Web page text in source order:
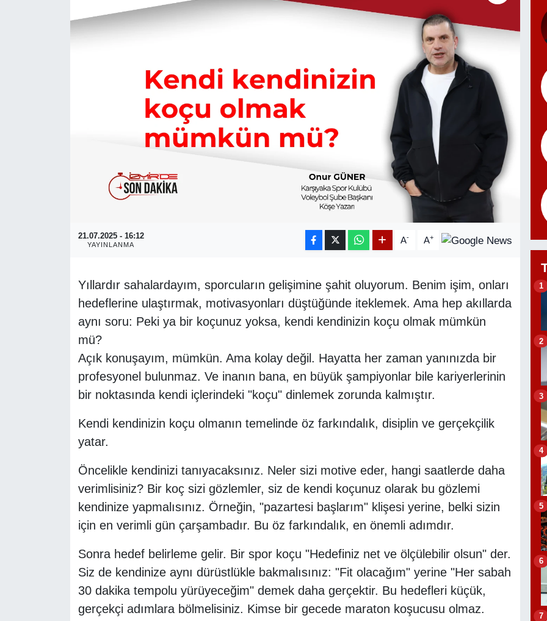
21.07.2025 - 16:12
YAYINLANMA A- A+
Yıllardır sahalardayım, sporcuların gelişimine şahit oluyorum. Benim işim, onları
hedeflerine ulaştırmak, motivasyonları düştüğünde iteklemek. Ama hep akıllarda
aynı soru: Peki ya bir koçunuz yoksa, kendi kendinizin koçu olmak mümkün
mü?
Açık konuşayım, mümkün. Ama kolay değil. Hayatta her zaman yanınızda bir
profesyonel bulunmaz. Ve inanın bana, en büyük şampiyonlar bile kariyerlerinin
bir noktasında kendi içlerindeki "koçu" dinlemek zorunda kalmıştır.
Kendi kendinizin koçu olmanın temelinde öz farkındalık, disiplin ve gerçekçilik
yatar.
Öncelikle kendinizi tanıyacaksınız. Neler sizi motive eder, hangi saatlerde daha
verimlisiniz? Bir koç sizi gözlemler, siz de kendi koçunuz olarak bu gözlemi
kendinize yapmalısınız. Örneğin, "pazartesi başlarım" klişesi yerine, belki sizin
için en verimli gün çarşambadır. Bu öz farkındalık, en önemli adımdır.
Sonra hedef belirleme gelir. Bir spor koçu "Hedefiniz net ve ölçülebilir olsun" der.
Siz de kendinize aynı dürüstlükle bakmalısınız: "Fit olacağım" yerine "Her sabah
30 dakika tempolu yürüyeceğim" demek daha gerçektir. Bu hedefleri küçük,
gerçekçi adımlara bölmelisiniz. Kimse bir gecede maraton koşucusu olmaz.
1
2
3
4
5
6
7
RESMİ REKLAM